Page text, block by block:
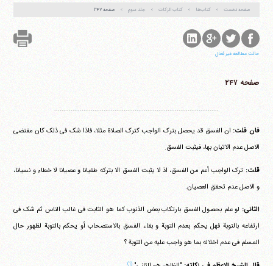
صفحه نخست
کتاب‌ها کتاب الزکات جلد سوم صفحه ۲۴۷
حالت مطالعه غیر فعال
صفحه ۲۴۷
..........................................................................................
فان قلت: ان الفسق قد یحصل بترک الواجب کترک الصلاة مثلا، فاذا شک فی ذلک کان مقتضی
الاصل عدم الاتیان بها، فیثبت الفسق.
قلت: ترک الواجب أعم من الفسق، اذ لا یثبت الفسق الا بترکه طغیانا و عصیانا لا خطاء و نسیانا،
و الاصل عدم تحقق العصیان.
الثانی: لو علم بحصول الفسق بارتکاب بعض الذنوب کما هو الثابت فی غالب الناس ثم شک فی
ارتفاعه بالتوبة فهل یحکم بعدم التوبة و بقاء الفسق بالاستصحاب أو یحکم بالتوبة لظهور حال
المسلم فی عدم اخلاله بما هو واجب علیه من التوبة ؟
(۱)